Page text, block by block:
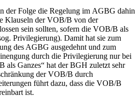
der Folge die Regelung im AGBG dahin
Klauseln der VOB/B von der
sein sollten, sofern die VOB/B als
Privilegierung). Damit hat sie zum
des AGBG ausgedehnt und zum
durch die Privilegierung nur bei
als Ganzes“ hat der BGH zuletzt sehr
der VOB/B durch
führt dazu, dass die VOB/B
ist.